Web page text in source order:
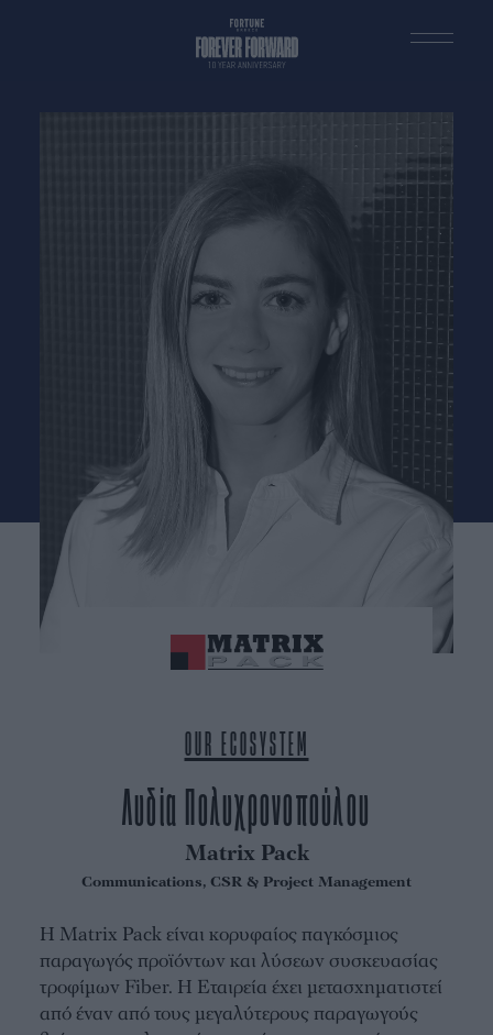
OUR ECOSYSTEM
Λυδία Πολυχρονοπούλου
Matrix Pack
Communications, CSR & Project Management
Η Matrix Pack είναι κορυφαίος παγκόσμιος
παραγωγός προϊόντων και λύσεων συσκευασίας
τροφίμων Fiber. Η Εταιρεία έχει μετασχηματιστεί
από έναν από τους μεγαλύτερους παραγωγούς